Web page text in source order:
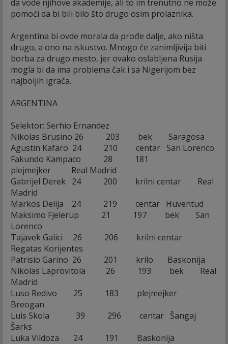
da vode njihove akademije, ali to im trenutno ne može
pomoći da bi bili bilo što drugo osim prolaznika.
Argentina bi ovde morala da prođe dalje, ako ništa
drugo, a ono na iskustvo. Mnogo će zanimljivija biti
borba za drugo mesto, jer ovako oslabljena Rusija
mogla bi da ima problema čak i sa Nigerijom bez
najboljih igrača.
ARGENTINA
Selektor: Serhio Ernandez
Nikolas Brusino 26 203 bek Saragosa
Agustin Kafaro 24 210 centar San Lorenco
Fakundo Kampaco 28 181
plejmejker Real Madrid
Gabrijel Derek 24 200 krilni centar Real
Madrid
Markos Delija 24 219 centar Huventud
Maksimo Fjelerup 21 197 bek San
Lorenco
Tajavek Galici 26 206 krilni centar
Regatas Korijentes
Patrisio Garino 26 201 krilo Baskonija
Nikolas Laprovitola 26 193 bek Real
Madrid
Luso Redivo 25 183 plejmejker
Breogan
Luis Skola 39 296 centar Šangaj
Šarks
Luka Vildoza 24 191 Baskonija